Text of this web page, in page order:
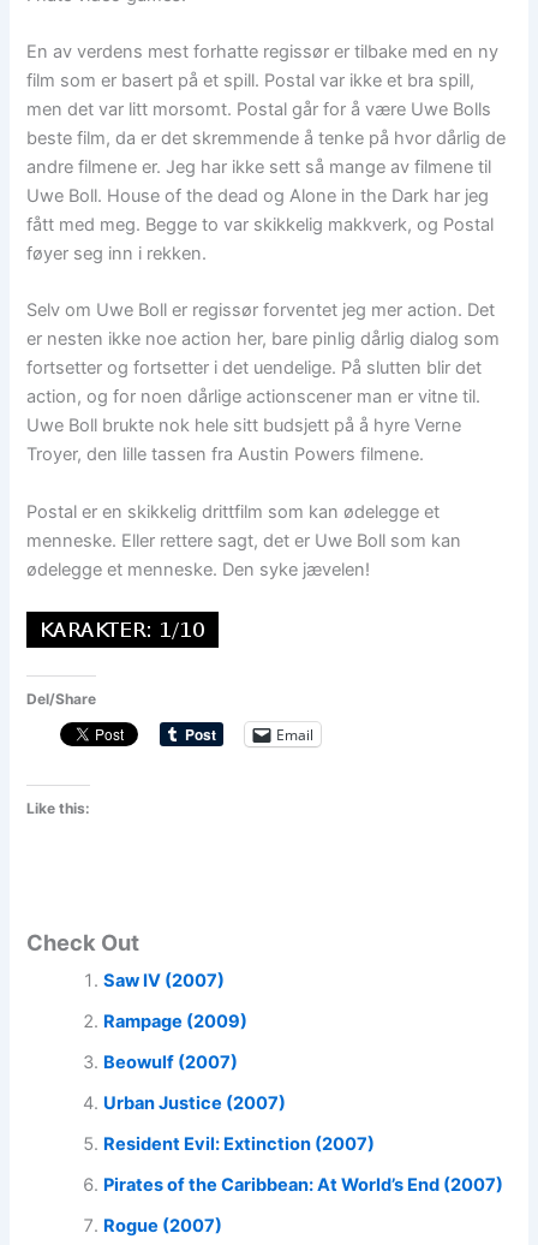
En av verdens mest forhatte regissør er tilbake med en ny
film som er basert på et spill. Postal var ikke et bra spill,
men det var litt morsomt. Postal går for å være Uwe Bolls
beste film, da er det skremmende å tenke på hvor dårlig de
andre filmene er. Jeg har ikke sett så mange av filmene til
Uwe Boll. House of the dead og Alone in the Dark har jeg
fått med meg. Begge to var skikkelig makkverk, og Postal
føyer seg inn i rekken.
Selv om Uwe Boll er regissør forventet jeg mer action. Det
er nesten ikke noe action her, bare pinlig dårlig dialog som
fortsetter og fortsetter i det uendelige. På slutten blir det
action, og for noen dårlige actionscener man er vitne til.
Uwe Boll brukte nok hele sitt budsjett på å hyre Verne
Troyer, den lille tassen fra Austin Powers filmene.
Postal er en skikkelig drittfilm som kan ødelegge et
menneske. Eller rettere sagt, det er Uwe Boll som kan
ødelegge et menneske. Den syke jævelen!
Del/Share
Email
Like this:
Check Out
Saw IV (2007)
Rampage (2009)
Beowulf (2007)
Urban Justice (2007)
Resident Evil: Extinction (2007)
Pirates of the Caribbean: At World’s End (2007)
Rogue (2007)